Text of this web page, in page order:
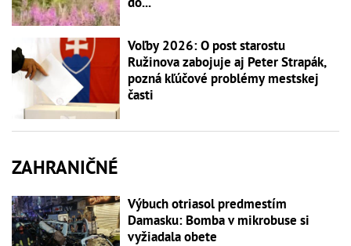
Voľby 2026: O post starostu
Ružinova zabojuje aj Peter Strapák,
pozná kľúčové problémy mestskej
časti
ZAHRANIČNÉ
Výbuch otriasol predmestím
Damasku: Bomba v mikrobuse si
vyžiadala obete